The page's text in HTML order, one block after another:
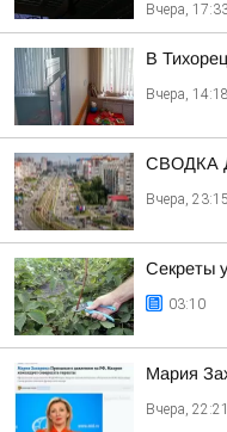
Вчера,
В
Вчера, 14:18
СВОДКА
Вчера, 23:15
Секреты
03:10
Мария
Вчера, 22:21